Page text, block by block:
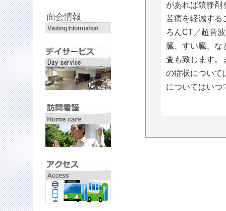
があれば鎮静剤
苦痛を軽減する
ろんCT／超音
臓、すい臓、な
査も致します。
の症状について
についてはいつ
面会情報
Visiting Information